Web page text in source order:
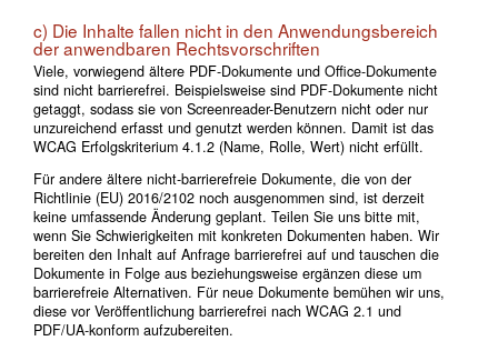
c) Die Inhalte fallen nicht in den Anwendungsbereich
der anwendbaren Rechtsvorschriften
Viele, vorwiegend ältere PDF-Dokumente und Office-Dokumente
sind nicht barrierefrei. Beispielsweise sind PDF-Dokumente nicht
getaggt, sodass sie von Screenreader-Benutzern nicht oder nur
unzureichend erfasst und genutzt werden können. Damit ist das
WCAG Erfolgskriterium 4.1.2 (Name, Rolle, Wert) nicht erfüllt.
Für andere ältere nicht-barrierefreie Dokumente, die von der
Richtlinie (EU) 2016/2102 noch ausgenommen sind, ist derzeit
keine umfassende Änderung geplant. Teilen Sie uns bitte mit,
wenn Sie Schwierigkeiten mit konkreten Dokumenten haben. Wir
bereiten den Inhalt auf Anfrage barrierefrei auf und tauschen die
Dokumente in Folge aus beziehungsweise ergänzen diese um
barrierefreie Alternativen. Für neue Dokumente bemühen wir uns,
diese vor Veröffentlichung barrierefrei nach WCAG 2.1 und
PDF/UA-konform aufzubereiten.